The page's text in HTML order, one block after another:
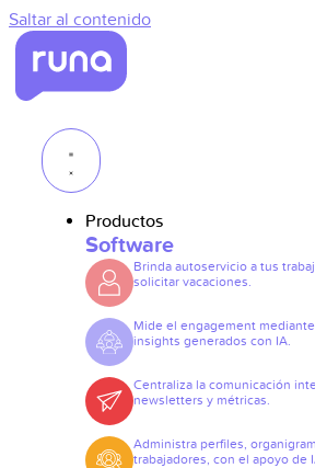
Saltar al contenido
Productos
Software
Brinda autoservicio a tus
solicitar vacaciones.
Mide el engagement
insights generados con IA.
Centraliza la comunicación
newsletters y métricas.
Administra perfiles,
trabajadores, con el apoyo de